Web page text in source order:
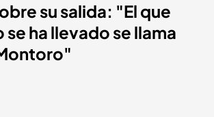
su salida: "El que
se ha llevado se llama